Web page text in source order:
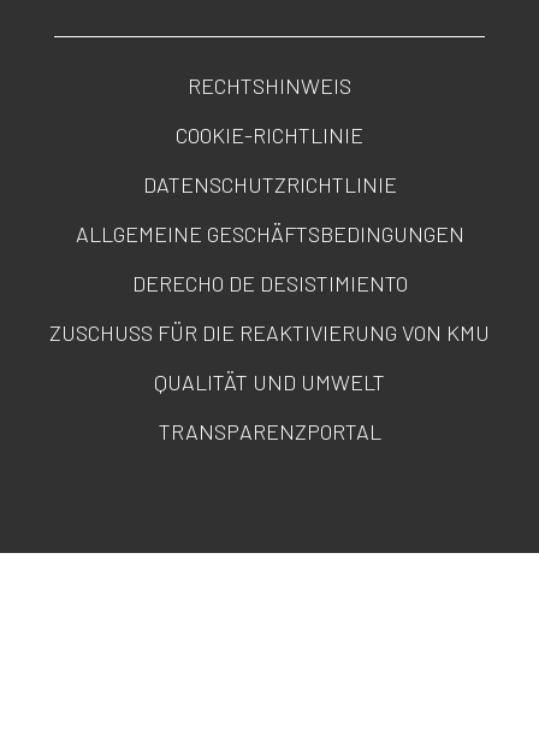
RECHTSHINWEIS
COOKIE-RICHTLINIE
DATENSCHUTZRICHTLINIE
ALLGEMEINE GESCHÄFTSBEDINGUNGEN
DERECHO DE DESISTIMIENTO
ZUSCHUSS FÜR DIE REAKTIVIERUNG VON KMU
QUALITÄT UND UMWELT
TRANSPARENZPORTAL